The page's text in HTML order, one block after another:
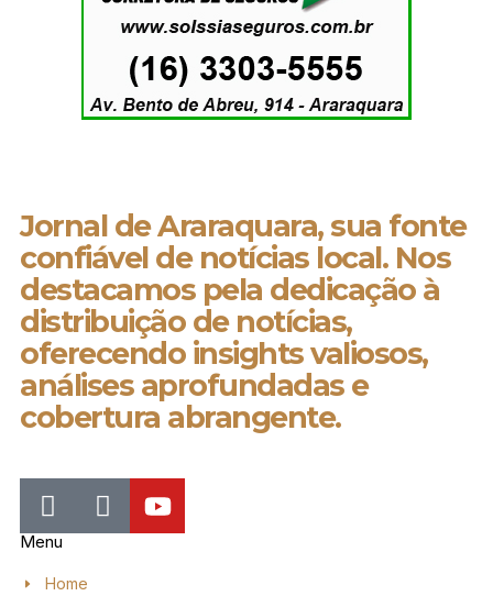
Jornal de Araraquara, sua fonte
confiável de notícias local. Nos
destacamos pela dedicação à
distribuição de notícias,
oferecendo insights valiosos,
análises aprofundadas e
cobertura abrangente.
Menu
Home